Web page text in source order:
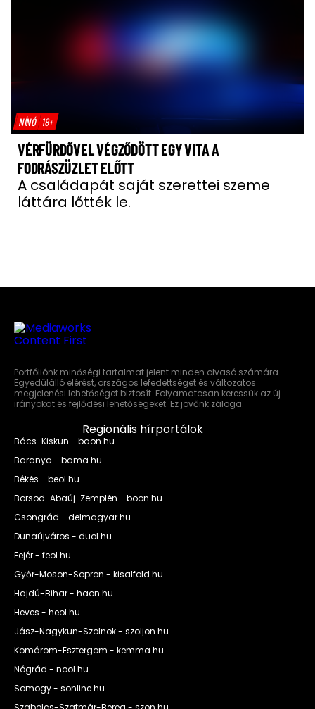
NÍNÓ 18+
VÉRFÜRDŐVEL VÉGZŐDÖTT EGY VITA A
FODRÁSZÜZLET ELŐTT
A családapát saját szerettei szeme
láttára lőtték le.
Portfóliónk minőségi tartalmat jelent minden olvasó számára.
Egyedülálló elérést, országos lefedettséget és változatos
megjelenési lehetőséget biztosít. Folyamatosan keressük az új
irányokat és fejlődési lehetőségeket. Ez jövőnk záloga.
Regionális hírportálok
Bács-Kiskun - baon.hu
Baranya - bama.hu
Békés - beol.hu
Borsod-Abaúj-Zemplén - boon.hu
Csongrád - delmagyar.hu
Dunaújváros - duol.hu
Fejér - feol.hu
Győr-Moson-Sopron - kisalfold.hu
Hajdú-Bihar - haon.hu
Heves - heol.hu
Jász-Nagykun-Szolnok - szoljon.hu
Komárom-Esztergom - kemma.hu
Nógrád - nool.hu
Somogy - sonline.hu